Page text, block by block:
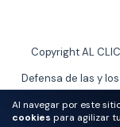
Al navegar por este
cookies para agilizar
Copyright AL
Defensa de las y